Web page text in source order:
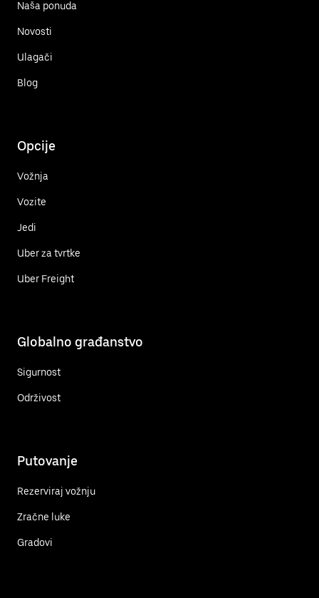
Naša ponuda
Novosti
Ulagači
Blog
Opcije
Vožnja
Vozite
Jedi
Uber za tvrtke
Uber Freight
Globalno građanstvo
Sigurnost
Održivost
Putovanje
Rezerviraj vožnju
Zračne luke
Gradovi